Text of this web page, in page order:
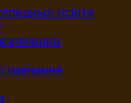
освіти
навчання